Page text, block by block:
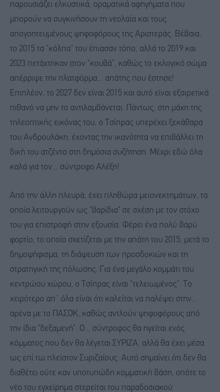
παρουσιάζει ελκυστικά, οραματικά αφηγήματα που
μπορούν να συγκινήσουν τη νεολαία και τους
απογοητευμένους ψηφοφόρους της Αριστεράς. Βέβαια,
το 2015 τα "κόλπα" του έπιασαν τόπο, αλλά το 2019 και
2023 πετάχτηκαν στον "κουβά", καθώς το εκλογικό σώμα
απέρριψε την πλατφόρμα... απάτης που έστησε!
Επιπλέον, το 2027 δεν είναι 2015 και αυτό είναι εξαιρετικά
πιθανό να μην το αντιλαμβάνεται. Πάντως, στη μάχη της
τηλεοπτικής εικόνας του, ο Τσίπρας υπερέχει ξεκάθαρα
του Ανδρουλάκη, έχοντας την ικανότητα να επιβάλλει τη
δική του ατζέντα στη δημόσια συζήτηση. Μέχρι εδώ όλα
καλά για τον... σύντροφο Αλέξη!
Από την άλλη πλευρά, έχει πληθώρα μειονεκτημάτων, τα
οποία λειτουργούν ως "βαρίδια" σε σχέση με τον στόχο
του για επιστροφή στην εξουσία. Φέρει ένα πολύ βαρύ
φορτίο, το οποίο σχετίζεται με την απάτη του 2015, μετά το
δημοψήφισμα, τη διάψευση των προσδοκιών και τη
στρατηγική της πόλωσης. Για ένα μεγάλο κομμάτι του
κεντρώου χώρου, ο Τσίπρας είναι "τελειωμένος". Το
χειρότερο απ΄ όλα είναι ότι καλείται να παλέψει στην...
αρένα με το ΠΑΣΟΚ, καθώς αντλούν ψηφοφόρους από
την ίδια "δεξαμενή". Ο... σύντροφος θα ηγείται ενός
κόμματος που δεν θα λέγεται ΣΥΡΙΖΑ, αλλά θα έχει μέσα
ως επί τω πλείστον Συριζαίους. Αυτό σημαίνει ότι δεν θα
διαθέτει ούτε καν υποτυπώδη κομματική βάση, οπότε το
νέο του εγχείρημα στερείται του παραδοσιακού